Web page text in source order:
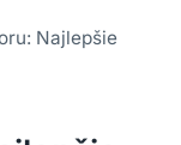
Najlepšie